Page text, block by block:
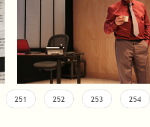
251 252 253 254